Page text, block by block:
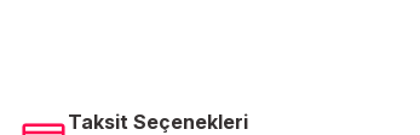
Taksit Seçenekleri